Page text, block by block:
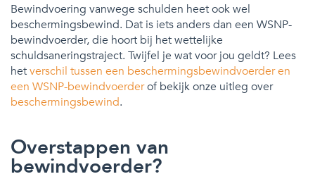
Bewindvoering vanwege schulden heet ook wel
beschermingsbewind. Dat is iets anders dan een WSNP-
bewindvoerder, die hoort bij het wettelijke
schuldsaneringstraject. Twijfel je wat voor jou geldt? Lees
hetverschil tussen een beschermingsbewindvoerder en
een WSNP-bewindvoerderof bekijk onze uitleg over
beschermingsbewind.
Overstappen van
bewindvoerder?